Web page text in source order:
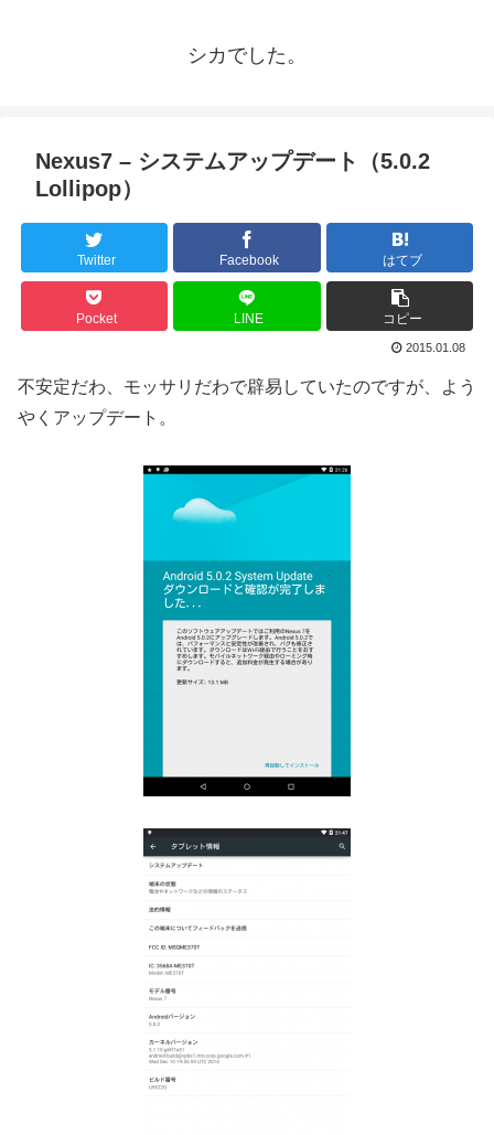
シカでした。
Nexus7 – システムアップデート（5.0.2
Lollipop）
Twitter Facebook はてブ
Pocket LINE コピー
2015.01.08
不安定だわ、モッサリだわで辟易していたのですが、よう
やくアップデート。